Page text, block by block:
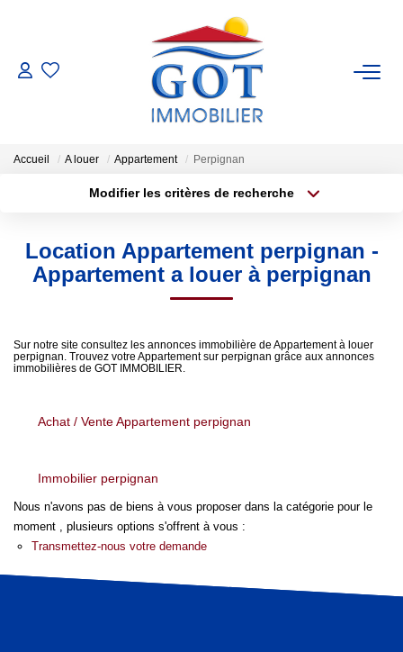
VENTES
GESTION
ESTIMATION
NOS AGENCES
Notre Équipe
Nos Actualités
Blog
Accueil A louer Appartement Perpignan
Modifier les critères de recherche
Sélectionnez...
Type de bien
Surface min
Créer une alerte
Location Appartement perpignan -
Appartement a louer à perpignan
Sur notre site consultez les annonces immobilière de Appartement à louer
perpignan. Trouvez votre Appartement sur perpignan grâce aux annonces
immobilières de GOT IMMOBILIER.
Achat / Vente Appartement perpignan
Immobilier perpignan
Nous n'avons pas de biens à vous proposer dans la catégorie pour le
moment , plusieurs options s'offrent à vous :
Transmettez-nous votre demande